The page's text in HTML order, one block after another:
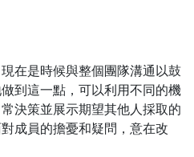
在是時候與整個團隊溝通以鼓
到這一點，可以利用不同的機
決策並展示期望其他人採取的
成員的擔憂和疑問，意在改